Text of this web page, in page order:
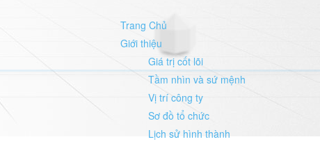
Trang Chủ
Giới thiệu
Giá trị cốt lõi
Tầm nhìn và sứ mệnh
Vị trí công ty
Sơ đồ tổ chức
Lịch sử hình thành